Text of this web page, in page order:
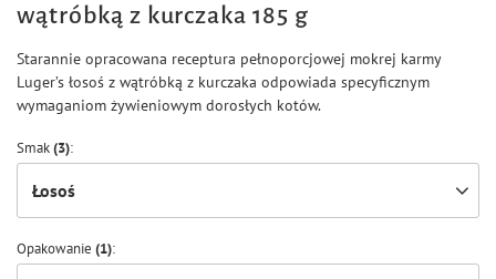
wątróbką z kurczaka 185 g
Starannie opracowana receptura pełnoporcjowej mokrej karmy
Luger’s łosoś z wątróbką z kurczaka odpowiada specyficznym
wymaganiom żywieniowym dorosłych kotów.
Smak(3)
Łosoś
Opakowanie (1)